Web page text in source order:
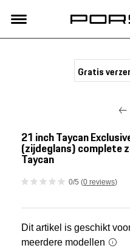
Nieuw
Porsche finder
Gratis
21 inch Taycan
(zijdeglans) complete
Taycan
0/5 (0 reviews)
Dit artikel is geschikt
meerdere modellen